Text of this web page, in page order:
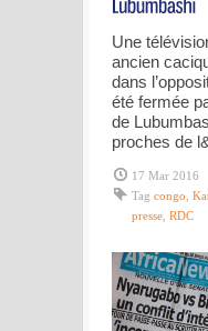
Une
ancien
dans
été fermée
de
proches de
17 Mar 2016
Tag congo
presse RDC